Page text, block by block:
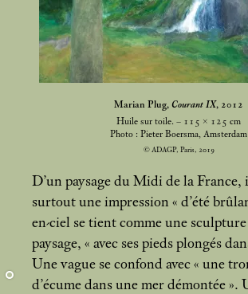
Marian Plug, Courant IX, 2012
Huile sur toile. – 115 × 125 cm
Photo : Pieter Boersma, Amsterdam
© ADAGP, Paris, 2019
D’un paysage du Midi de la France,
surtout une impression « d’été
en-ciel se tient comme une
paysage, « avec ses pieds plongés
Une vague se confond avec « une
d’écume dans une mer démontée ».